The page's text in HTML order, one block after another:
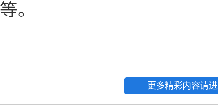
等。
更多精彩内容请